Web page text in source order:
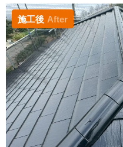
施工後 After